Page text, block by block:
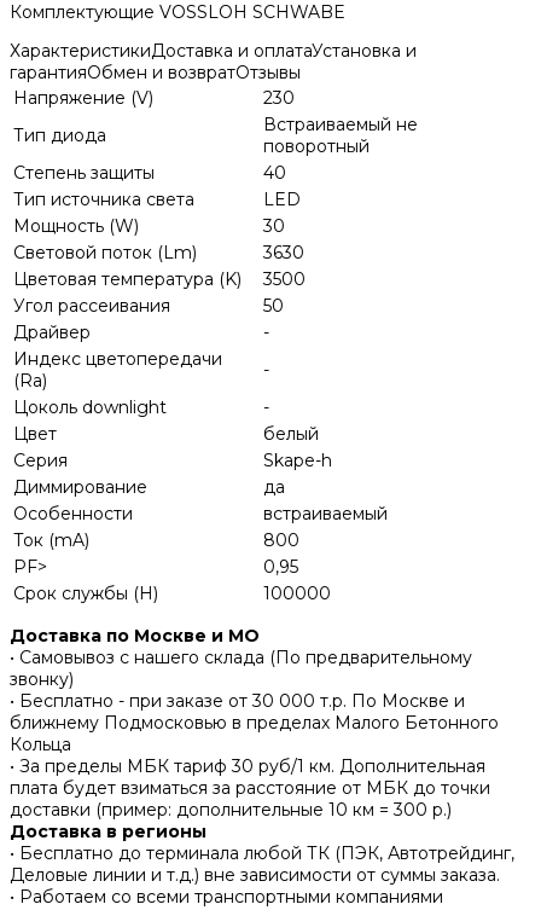
Комплектующие VOSSLOH SCHWABE
ХарактеристикиДоставка и оплатаУстановка и
гарантияОбмен и возвратОтзывы
Напряжение (V)
230
Тип диода
Встраиваемый не
поворотный
Степень защиты
40
Тип источника света
LED
Мощность (W)
30
Световой поток (Lm)
3630
Цветовая температура (K)
3500
Угол рассеивания
50
Драйвер
-
Индекс цветопередачи
(Ra)
-
Цоколь downlight
-
Цвет
белый
Серия
Skape-h
Диммирование
да
Особенности
встраиваемый
Ток (mA)
800
PF>
0,95
Срок службы (H)
100000
Доставка по Москве и МО
• Самовывоз с нашего склада (По предварительному
звонку)
• Бесплатно - при заказе от 30 000 т.р. По Москве и
ближнему Подмосковью в пределах Малого Бетонного
Кольца
• За пределы МБК тариф 30 руб/1 км. Дополнительная
плата будет взиматься за расстояние от МБК до точки
доставки (пример: дополнительные 10 км = 300 р.)
Доставка в регионы
• Бесплатно до терминала любой ТК (ПЭК, Автотрейдинг,
Деловые линии и т.д.) вне зависимости от суммы заказа.
• Работаем со всеми транспортными компаниями